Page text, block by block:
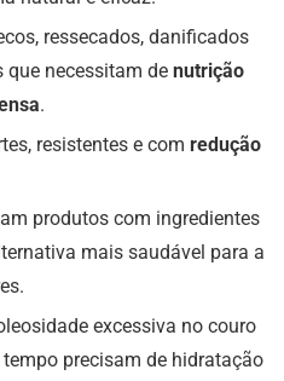
ressecados, danificados
necessitam de nutrição
.
resistentes e com redução
produtos com ingredientes
mais saudável para a
excessiva no couro
precisam de hidratação